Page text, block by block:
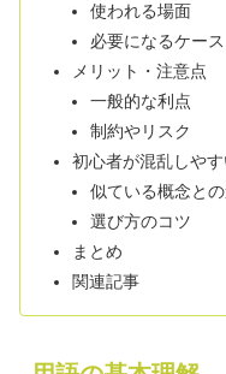
使われる場面
必要になるケース
メリット・注意点
一般的な利点
制約やリスク
初心者が混乱しや
似ている概念と
選び方のコツ
まとめ
関連記事